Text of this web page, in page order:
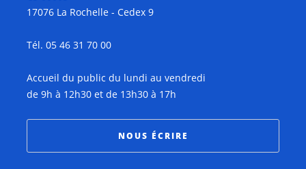
17076 La Rochelle - Cedex 9
Tél. 05 46 31 70 00
Accueil du public du lundi au vendredi
de 9h à 12h30 et de 13h30 à 17h
NOUS ÉCRIRE